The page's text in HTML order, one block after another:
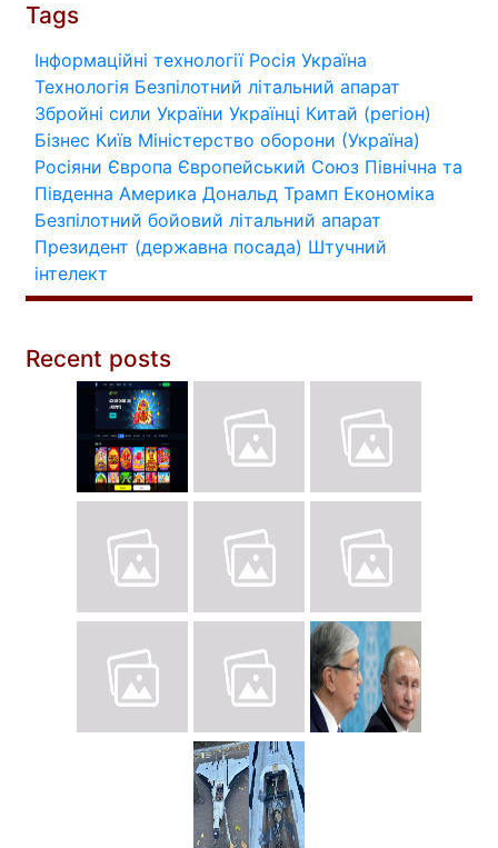
Tags
Інформаційні технології Росія Україна
Технологія Безпілотний літальний апарат
Збройні сили України Українці Китай (регіон)
Бізнес Київ Міністерство оборони (Україна)
Росіяни Європа Європейський Союз Північна та
Південна Америка Дональд Трамп Економіка
Безпілотний бойовий літальний апарат
Президент (державна посада) Штучний
інтелект
Recent posts